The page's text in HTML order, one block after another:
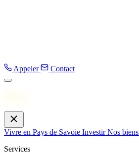
Appeler Contact
Vivre en Pays de Savoie InvestirNos biens
Services